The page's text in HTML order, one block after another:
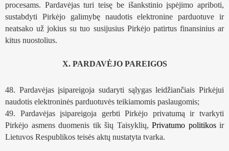
procesams. Pardavėjas turi teisę be išankstinio įspėjimo apriboti,
sustabdyti Pirkėjo galimybę naudotis elektronine parduotuve ir
neatsako už jokius su tuo susijusius Pirkėjo patirtus finansinius ar
kitus nuostolius.
X. PARDAVĖJO PAREIGOS
48. Pardavėjas įsipareigoja sudaryti sąlygas leidžiančiais Pirkėjui
naudotis elektroninės parduotuvės teikiamomis paslaugomis;
49. Pardavėjas įsipareigoja gerbti Pirkėjo privatumą ir tvarkyti
Pirkėjo asmens duomenis tik šių Taisyklių, Privatumo politikos ir
Lietuvos Respublikos teisės aktų nustatyta tvarka.